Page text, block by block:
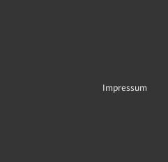
Impressum